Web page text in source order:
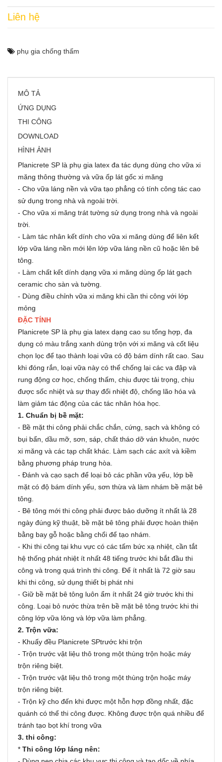
Liên hệ
phụ gia chống thấm
MÔ TẢ
ỨNG DỤNG
THI CÔNG
DOWNLOAD
HÌNH ẢNH
Planicrete SP là phụ gia latex đa tác dụng dùng cho vữa xi
măng thông thường và vữa ốp lát gốc xi măng
- Cho vữa láng nền và vữa tạo phẳng có tính công tác cao
sử dụng trong nhà và ngoài trời.
- Cho vữa xi măng trát tường sử dụng trong nhà và ngoài
trời.
- Làm tác nhân kết dính cho vữa xi măng dùng để liên kết
lớp vữa láng nền mới lên lớp vữa láng nền cũ hoặc lên bê
tông.
- Làm chất kết dính dạng vữa xi măng dùng ốp lát gạch
ceramic cho sàn và tường.
- Dùng điều chỉnh vữa xi măng khi cần thi công với lớp
mỏng
ĐẶC TÍNH
Planicrete SP là phụ gia latex dạng cao su tổng hợp, đa
dụng có màu trắng xanh dùng trộn với xi măng và cốt liệu
chọn lọc để tạo thành loại vữa có độ bám dính rất cao. Sau
khi đóng rắn, loại vữa này có thể chống lại các va đập và
rung động cơ học, chống thấm, chịu được tải trọng, chịu
được sốc nhiệt và sự thay đổi nhiệt độ, chống lão hóa và
làm giảm tác động của các tác nhân hóa học.
1. Chuẩn bị bề mặt:
- Bề mặt thi công phải chắc chắn, cứng, sạch và không có
bụi bẩn, dầu mỡ, sơn, sáp, chất tháo dỡ ván khuôn, nước
xi măng và các tạp chất khác. Làm sạch các axít và kiềm
bằng phương pháp trung hòa.
- Đánh và cạo sạch để loại bỏ các phần vữa yếu, lớp bề
mặt có độ bám dính yếu, sơn thừa và làm nhám bề mặt bê
tông.
- Bê tông mới thi công phải được bảo dưỡng ít nhất là 28
ngày đúng kỹ thuật, bề mặt bê tông phải được hoàn thiện
bằng bay gỗ hoặc bằng chổi để tạo nhám.
- Khi thi công tại khu vực có các tấm bức xạ nhiệt, cần tắt
hệ thống phát nhiệt ít nhất 48 tiếng trước khi bắt đầu thi
công và trong quá trình thi công. Để ít nhất là 72 giờ sau
khi thi công, sử dụng thiết bị phát nhi
- Giữ bề mặt bê tông luôn ẩm ít nhất 24 giờ trước khi thi
công. Loại bỏ nước thừa trên bề mặt bê tông trước khi thi
công lớp vữa lỏng và lớp vữa làm phẳng.
2. Trộn vữa:
- Khuấy đều Planicrete SPtrước khi trộn
- Trộn trước vật liệu thô trong một thùng trộn hoặc máy
trộn riêng biệt.
- Trộn trước vật liệu thô trong một thùng trộn hoặc máy
trộn riêng biệt.
- Trộn kỹ cho đến khi được một hỗn hợp đồng nhất, đặc
quánh có thể thi công được. Không được trộn quá nhiều để
tránh tạo bọt khí trong vữa
3. thi công:
* Thi công lớp láng nên: